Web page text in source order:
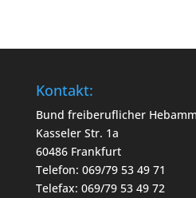
Kontakt:
Bund freiberuflicher
Kasseler Str. 1a
60486 Frankfurt
Telefon: 069/79 53 49 71
Telefax: 069/79 53 49 72